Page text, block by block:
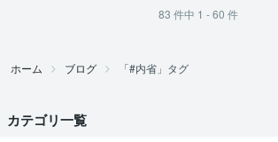
83 件中 1 - 60 件
ホーム ブログ 「#内省」タグ
カテゴリ一覧